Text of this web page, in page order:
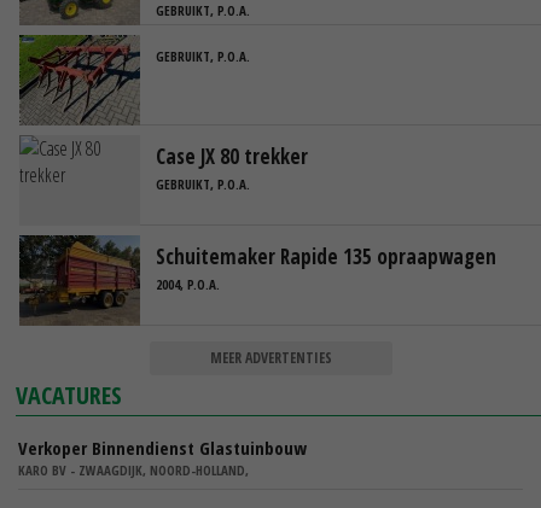
GEBRUIKT, P.O.A.
GEBRUIKT, P.O.A.
Case JX 80 trekker
GEBRUIKT, P.O.A.
Schuitemaker Rapide 135 opraapwagen
2004, P.O.A.
MEER ADVERTENTIES
VACATURES
Verkoper Binnendienst Glastuinbouw
KARO BV - ZWAAGDIJK, NOORD-HOLLAND,